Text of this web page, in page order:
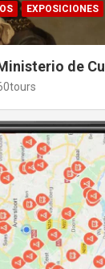
EXPOSICIONES
de